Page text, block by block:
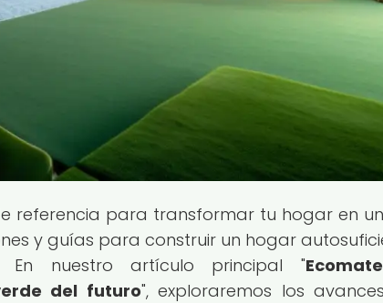
referencia para transformar tu hogar en
y guías para construir un hogar
En nuestro artículo principal "
del futuro", exploraremos los